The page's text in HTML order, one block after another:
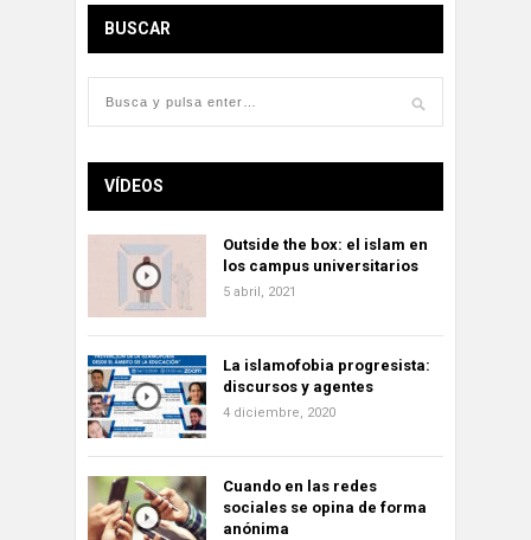
BUSCAR
VÍDEOS
Outside the box: el islam en
los campus universitarios
5 abril, 2021
La islamofobia progresista:
discursos y agentes
4 diciembre, 2020
Cuando en las redes
sociales se opina de forma
anónima